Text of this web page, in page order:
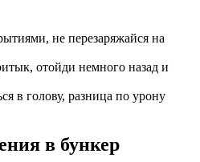
не перезаряжайся на
отойди немного назад и
в голову, разница по урону
в бункер